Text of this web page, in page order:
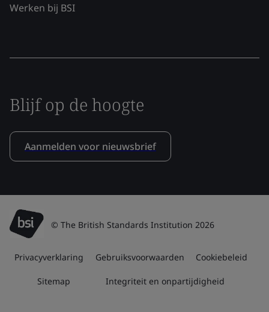
Werken bij BSI
Blijf op de hoogte
Aanmelden voor nieuwsbrief
© The British Standards Institution 2026
Privacyverklaring Gebruiksvoorwaarden Cookiebeleid
Sitemap Integriteit en onpartijdigheid